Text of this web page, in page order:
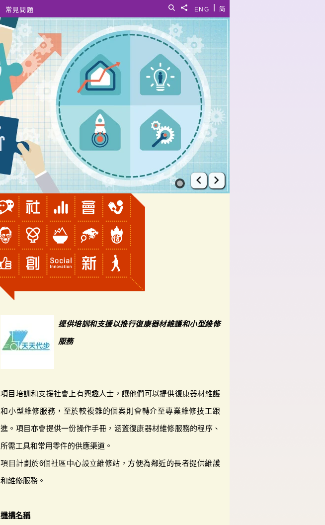
简
ENG
分享給
搜尋
常見問題
上一張幻燈片
下一張幻燈片
提供培訓和支援以推行復康器材維護和小型維修
服務
項目培訓和支援社會上有興趣人士，讓他們可以提供復康器材維護
和小型維修服務，至於較複雜的個案則會轉介至專業維修技工跟
進。項目亦會提供一份操作手冊，涵蓋復康器材維修服務的程序、
所需工具和常用零件的供應渠道。
項目計劃於6個社區中心設立維修站，方便為鄰近的長者提供維護
和維修服務。
機構名稱